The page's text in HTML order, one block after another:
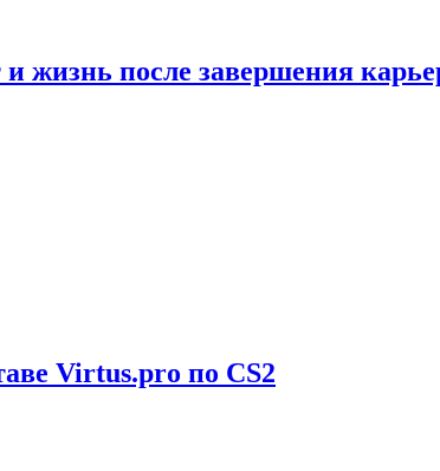
жизнь после завершения
Virtus.pro по CS2